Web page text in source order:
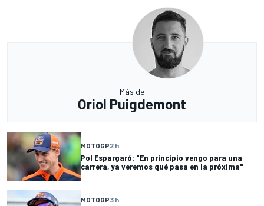
Más de
Oriol Puigdemont
MOTOGP2 h
Pol Espargaró: "En principio vengo para una
carrera, ya veremos qué pasa en la próxima"
MOTOGP3 h